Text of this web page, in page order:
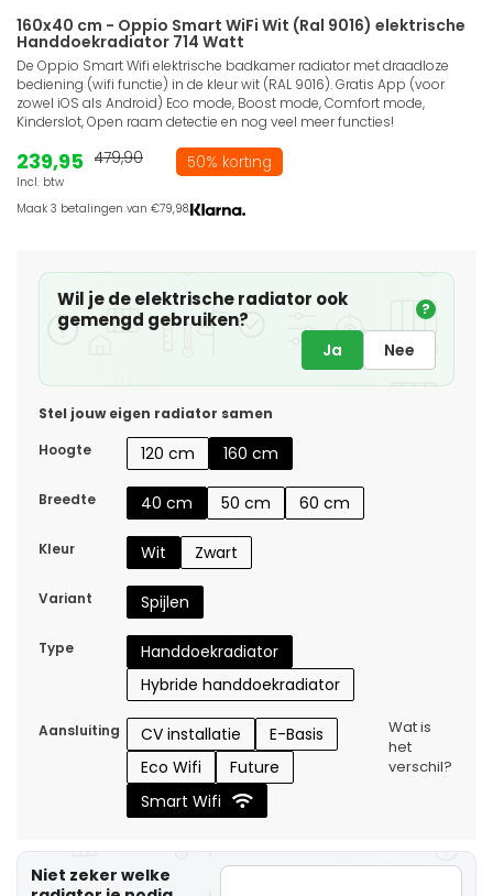
160x40 cm - Oppio Smart WiFi Wit (Ral 9016) elektrische
Handdoekradiator 714 Watt
De Oppio Smart Wifi elektrische badkamer radiator met draadloze
bediening (wifi functie) in de kleur wit (RAL 9016). Gratis App (voor
zowel iOS als Android) Eco mode, Boost mode, Comfort mode,
Kinderslot, Open raam detectie en nog veel meer functies!
239,95
Incl. btw
479,90 50% korting
Maak 3 betalingen van €79,98.
Wil je de elektrische radiator ook
gemengd gebruiken?
?
Ja Nee
Stel jouw eigen radiator samen
Hoogte
120 cm 160 cm
Breedte 40 cm 50 cm 60 cm
Kleur Wit Zwart
Variant Spijlen
Type
Handdoekradiator
Hybride handdoekradiator
Aansluiting CV installatie
E-Basis
Eco Wifi
Future
Smart Wifi
Wat is
het
verschil?
Niet zeker welke